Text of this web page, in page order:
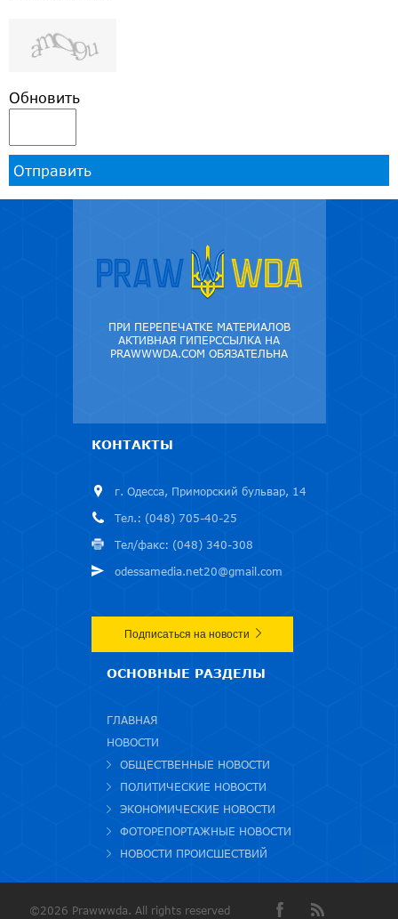
Обновить
Отправить
ПРИ ПЕРЕПЕЧАТКЕ МАТЕРИАЛОВ
АКТИВНАЯ ГИПЕРССЫЛКА НА
PRAWWWDA.COM ОБЯЗАТЕЛЬНА
КОНТАКТЫ
г. Одесса, Приморский бульвар, 14
Тел.: (048) 705-40-25
Тел/факс: (048) 340-308
odessamedia.net20@gmail.com
Подписаться на новости
ОСНОВНЫЕ РАЗДЕЛЫ
ГЛАВНАЯ
НОВОСТИ
ОБЩЕСТВЕННЫЕ НОВОСТИ
ПОЛИТИЧЕСКИЕ НОВОСТИ
ЭКОНОМИЧЕСКИЕ НОВОСТИ
ФОТОРЕПОРТАЖНЫЕ НОВОСТИ
НОВОСТИ ПРОИСШЕСТВИЙ
©2026 Prawwwda. All rights reserved